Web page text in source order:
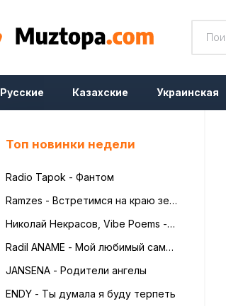
Русские Казахские Украинская
Топ новинки недели
Radio Tapok - Фантом
Ramzes - Встретимся на краю земли
Николай Некрасов, Vibe Poems - Русь
Radil ANAME - Мой любимый самый красивый
JANSENA - Родители ангелы
ENDY - Ты думала я буду терпеть